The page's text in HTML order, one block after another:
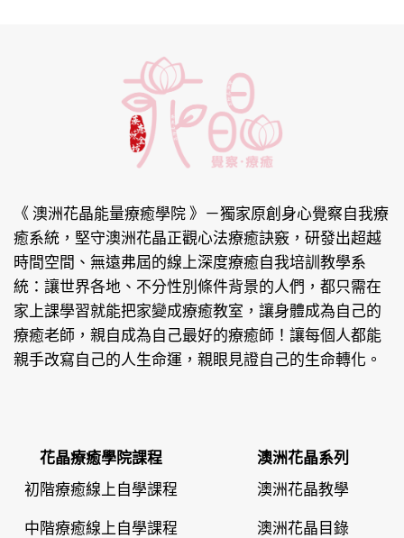
《 澳洲花晶能量療癒學院 》 －獨家原創身心覺察自我療
癒系統，堅守澳洲花晶正觀心法療癒訣竅，研發出超越
時間空間、無遠弗屆的線上深度療癒自我培訓教學系
統：讓世界各地、不分性別條件背景的人們，都只需在
家上課學習就能把家變成療癒教室，讓身體成為自己的
療癒老師，親自成為自己最好的療癒師！讓每個人都能
親手改寫自己的人生命運，親眼見證自己的生命轉化。
花晶療癒學院課程
初階療癒線上自學課程
中階療癒線上自學課程
澳洲花晶系列
澳洲花晶教學
澳洲花晶目錄